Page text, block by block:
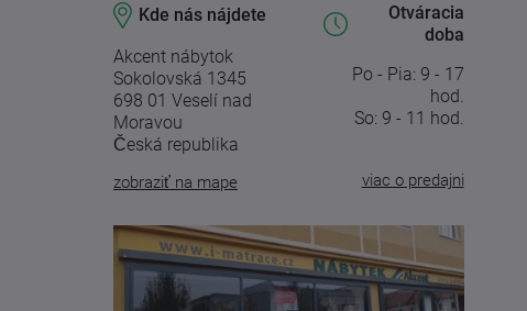
Kde nás nájdete
Akcent nábytok
Sokolovská 1345
698 01 Veselí nad
Moravou
Česká republika
zobraziť na mape
Otváracia
doba
Po - Pia: 9 - 17
hod.
So: 9 - 11 hod.
viac o predajni